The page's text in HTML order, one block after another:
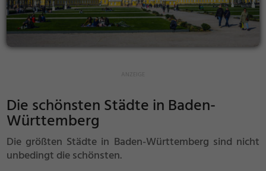
Die schönsten Städte in Baden-
Württemberg
Die größten Städte in Baden-Württemberg sind nicht
unbedingt die schönsten.